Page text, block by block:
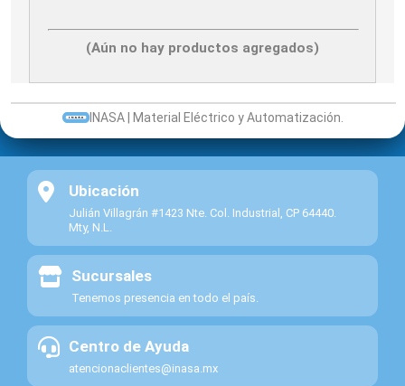
(Aún no hay productos agregados)
INASA | Material Eléctrico y Automatización.
Ubicación
Julián Villagrán #1423 Nte. Col. Industrial, CP 64440.
Mty, N.L.
Sucursales
Tenemos presencia en todo el país.
Centro de Ayuda
atencionaclientes@inasa.mx